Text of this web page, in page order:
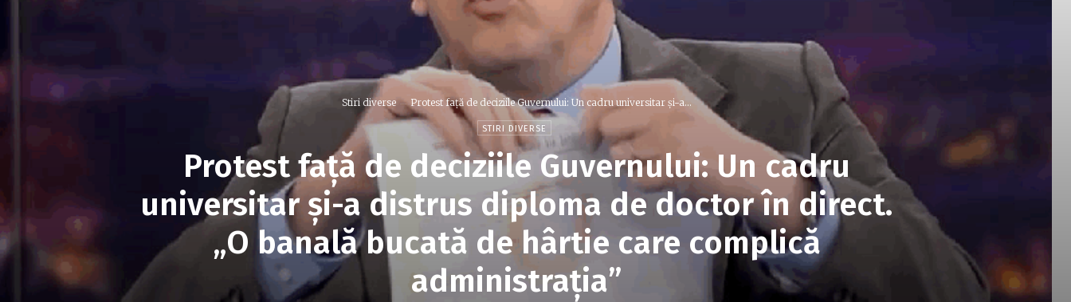
Stiri diverse Protest față de deciziile Guvernului: Un cadru universitar și-a...
STIRI DIVERSE
Protest față de deciziile Guvernului: Un cadru
universitar și-a distrus diploma de doctor în direct.
„O banală bucată de hârtie care complică
administrația”